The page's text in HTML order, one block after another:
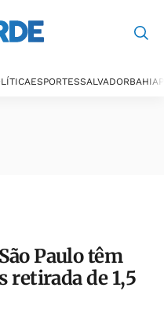
ESPORTESSALVADORBAHIA
Paulo têm
retirada de 1,5